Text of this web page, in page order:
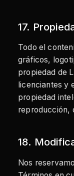
17.
Todo el
gráficos,
propiedad de
licenciantes y
propiedad
reproducción,
18.
Nos